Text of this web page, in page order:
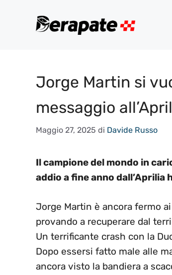
Jorge Martin si
messaggio
Maggio 27, 2025 di Davide Russo
Il campione del mondo in
addio a fine anno
Jorge Martin è ancora fermo
provando a recuperare dal
Un terrificante crash con la
Dopo essersi fatto male alle
ancora visto la bandiera a